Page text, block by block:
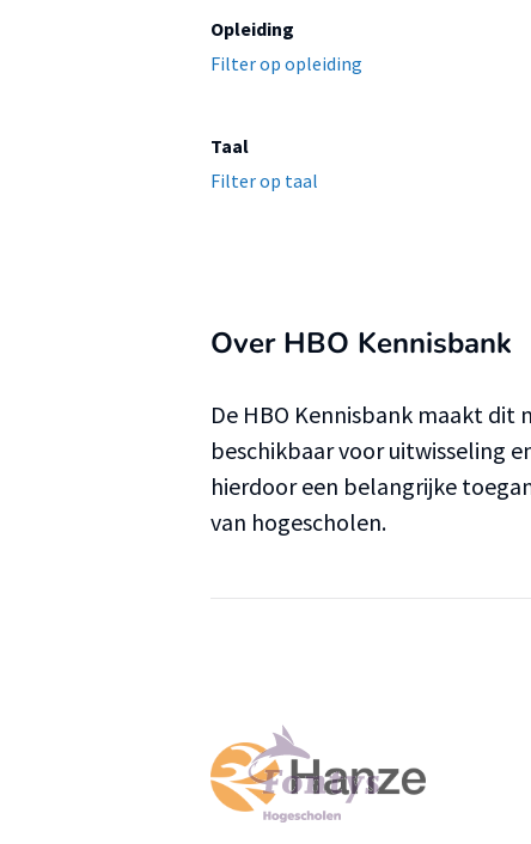
Opleiding
Filter op opleiding
Taal
Filter op taal
Over HBO Kennisbank
De HBO Kennisbank maakt dit
beschikbaar voor uitwisseling
hierdoor een belangrijke
van hogescholen.